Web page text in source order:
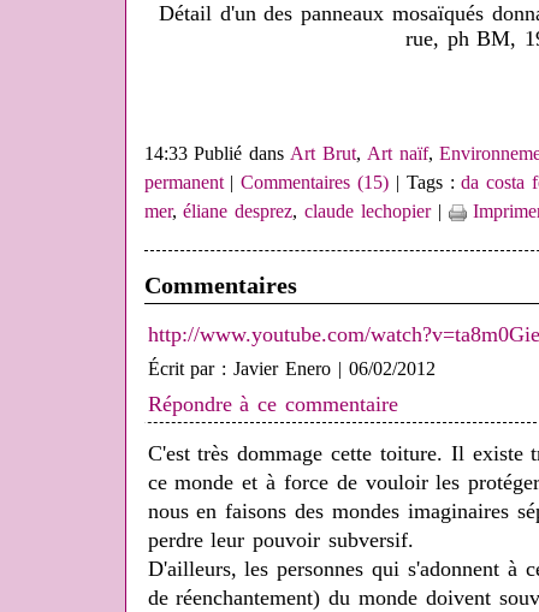
Détail d'un des panneaux mosaïqués
rue, ph BM,
14:33 Publié dansArt Brut, Art naïf,
permanent|Commentaires (15) | Tags :da costa
mer,éliane desprez,claude lechopier|
Commentaires
http://www.youtube.com/
Écrit par : Javier Enero | 06/02/2012
Répondre à ce commentaire
C'est très dommage cette toiture. Il existe
ce monde et à force de vouloir les
nous en faisons des mondes imaginaires
perdre leur pouvoir subversif.
D'ailleurs, les personnes qui s'adonnent à
de réenchantement) du monde doivent